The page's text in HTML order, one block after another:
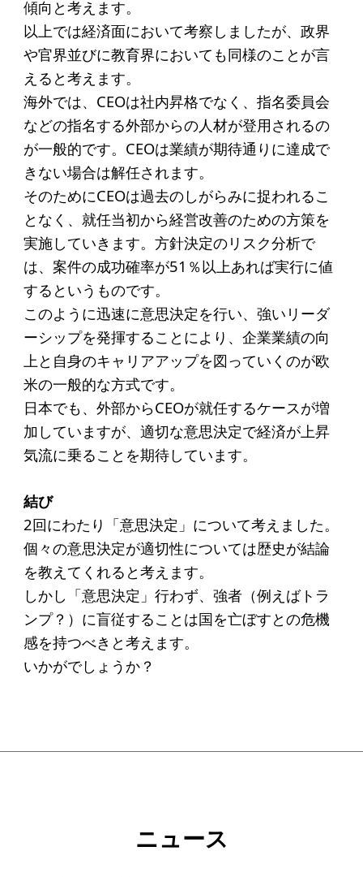
傾向と考えます。
以上では経済面において考察しましたが、政界
や官界並びに教育界においても同様のことが言
えると考えます。
海外では、CEOは社内昇格でなく、指名委員会
などの指名する外部からの人材が登用されるの
が一般的です。CEOは業績が期待通りに達成で
きない場合は解任されます。
そのためにCEOは過去のしがらみに捉われるこ
となく、就任当初から経営改善のための方策を
実施していきます。方針決定のリスク分析で
は、案件の成功確率が51％以上あれば実行に値
するというものです。
このように迅速に意思決定を行い、強いリーダ
ーシップを発揮することにより、企業業績の向
上と自身のキャリアアップを図っていくのが欧
米の一般的な方式です。
日本でも、外部からCEOが就任するケースが増
加していますが、適切な意思決定で経済が上昇
気流に乗ることを期待しています。
結び
2回にわたり「意思決定」について考えました。
個々の意思決定が適切性については歴史が結論
を教えてくれると考えます。
しかし「意思決定」行わず、強者（例えばトラ
ンプ？）に盲従することは国を亡ぼすとの危機
感を持つべきと考えます。
いかがでしょうか？
ニュース